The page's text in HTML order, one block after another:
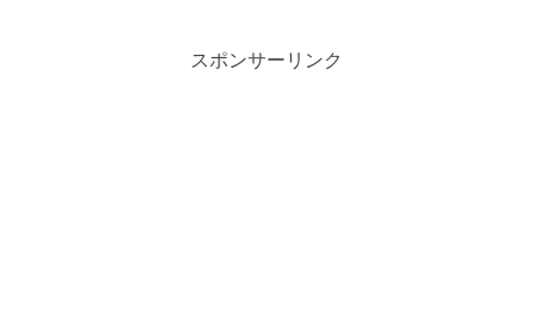
スポンサーリンク